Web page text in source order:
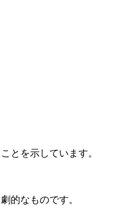
とを示しています。
的なものです。